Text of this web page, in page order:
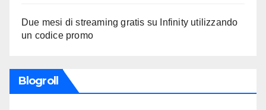
Due mesi di streaming gratis su Infinity utilizzando
un codice promo
Blogroll